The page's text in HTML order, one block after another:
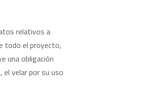
relativos a
todo el proyecto,
una obligación
el velar por su uso